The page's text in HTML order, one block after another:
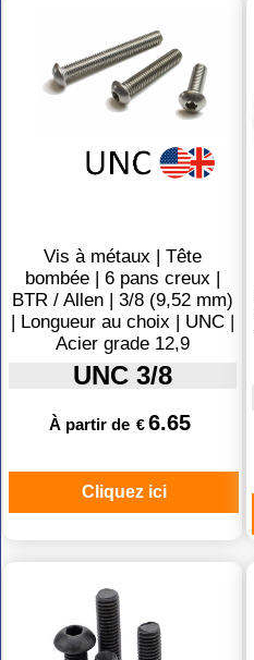
Vis à métaux | Tête
bombée | 6 pans creux |
BTR / Allen | 3/8 (9,52 mm)
| Longueur au choix | UNC |
Acier grade 12,9
UNC 3/8
À partir de € 6.65
Cliquez ici